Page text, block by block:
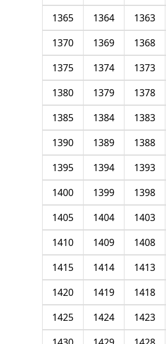
1363
1364
1365
1368
1369
1370
1373
1374
1375
1378
1379
1380
1383
1384
1385
1388
1389
1390
1393
1394
1395
1398
1399
1400
1403
1404
1405
1408
1409
1410
1413
1414
1415
1418
1419
1420
1423
1424
1425